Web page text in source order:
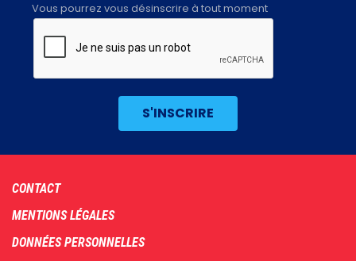
Vous pourrez vous désinscrire à tout moment
Footer
menu
CONTACT
MENTIONS LÉGALES
DONNÉES PERSONNELLES